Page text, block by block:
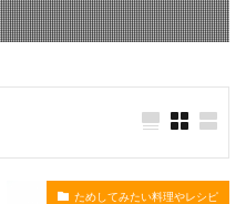
ためしてみたい料理やレシピ